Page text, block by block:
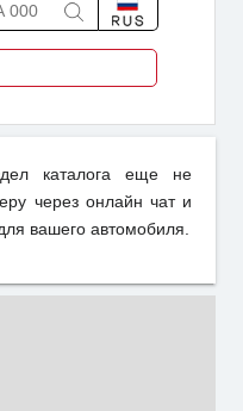
каталога еще не
через онлайн чат и
вашего автомобиля.